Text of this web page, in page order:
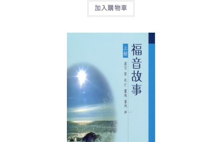
加入購物車